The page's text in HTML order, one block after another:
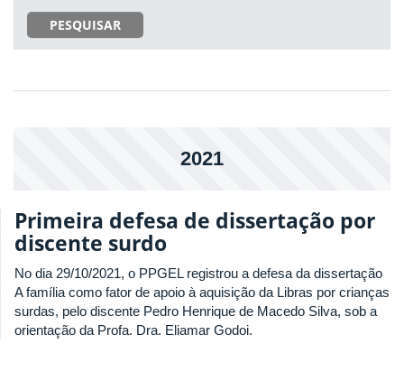
PESQUISAR
2021
Primeira defesa de dissertação por
discente surdo
No dia 29/10/2021, o PPGEL registrou a defesa da dissertação
A família como fator de apoio à aquisição da Libras por crianças
surdas, pelo discente Pedro Henrique de Macedo Silva, sob a
orientação da Profa. Dra. Eliamar Godoi.